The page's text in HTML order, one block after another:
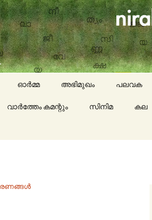
memories & lot more…
ഓർമ്മ അഭിമുഖം പലവക
കായികം
വാർത്തേം കമന്റും സിനിമ കല